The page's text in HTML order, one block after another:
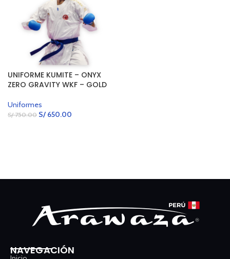
UNIFORME KUMITE – ONYX
ZERO GRAVITY WKF – GOLD
Uniformes
S/750.00 S/ 650.00
NAVEGACIÓN